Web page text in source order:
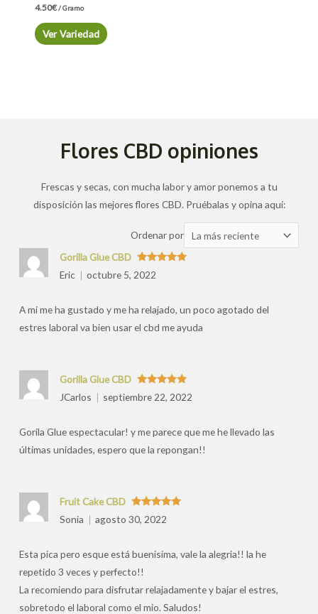
4.50€/ Gramo
Ver Variedad
Flores CBD opiniones
Frescas y secas, con mucha labor y amor ponemos a tu
disposición las mejores flores CBD. Pruébalas y opina aquí:
Ordenar por Ordenar
las
Valorado
con
Gorilla Glue CBD
Eric
octubre 5, 2022
A mi me ha gustado y me ha relajado, un poco agotado del
estres laboral va bien usar el cbd me ayuda
Valorado
con5de 5
Gorilla Glue CBD
JCarlos
septiembre 22, 2022
Gorila Glue espectacular! y me parece que me he llevado las
últimas unidades, espero que la repongan!!
Valorado
con5de 5
Fruit Cake CBD
Sonia
agosto 30, 2022
Esta pica pero esque está buenisima, vale la alegria!! la he
repetido 3 veces y perfecto!!
La recomiendo para disfrutar relajadamente y bajar el estres,
sobretodo el laboral como el mio. Saludos!